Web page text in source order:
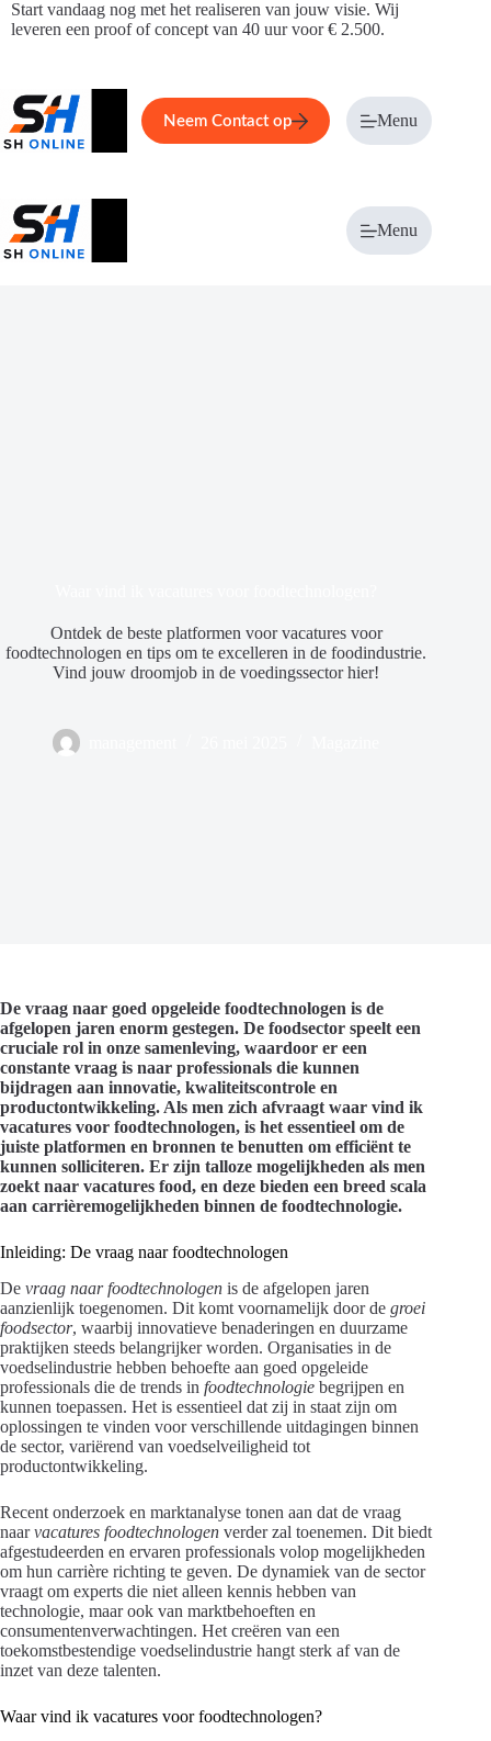
Ga
naar
Start vandaag nog met het realiseren van jouw visie. Wij
leveren een proof of concept van 40 uur voor € 2.500.
Home Service Over ons
Neem Contact op Menu
Menu
Ontdek de beste platformen voor vacatures voor
foodtechnologen en tips om te excelleren in de foodindustrie.
Vind jouw droomjob in de voedingssector hier!
De vraag naar goed opgeleide foodtechnologen is de
afgelopen jaren enorm gestegen. De foodsector speelt een
cruciale rol in onze samenleving, waardoor er een
constante vraag is naar professionals die kunnen
bijdragen aan innovatie, kwaliteitscontrole en
productontwikkeling. Als men zich afvraagt waar vind ik
vacatures voor foodtechnologen, is het essentieel om de
juiste platformen en bronnen te benutten om efficiënt te
kunnen solliciteren. Er zijn talloze mogelijkheden als men
zoekt naar vacatures food, en deze bieden een breed scala
aan carrièremogelijkheden binnen de foodtechnologie.
Inleiding: De vraag naar foodtechnologen
De vraag naar foodtechnologen is de afgelopen jaren
aanzienlijk toegenomen. Dit komt voornamelijk door de groei
foodsector, waarbij innovatieve benaderingen en duurzame
praktijken steeds belangrijker worden. Organisaties in de
voedselindustrie hebben behoefte aan goed opgeleide
professionals die de trends in foodtechnologie begrijpen en
kunnen toepassen. Het is essentieel dat zij in staat zijn om
oplossingen te vinden voor verschillende uitdagingen binnen
de sector, variërend van voedselveiligheid tot
productontwikkeling.
Recent onderzoek en marktanalyse tonen aan dat de vraag
naarvacatures foodtechnologen verder zal toenemen. Dit biedt
afgestudeerden en ervaren professionals volop mogelijkheden
om hun carrière richting te geven. De dynamiek van de sector
vraagt om experts die niet alleen kennis hebben van
technologie, maar ook van marktbehoeften en
consumentenverwachtingen. Het creëren van een
toekomstbestendige voedselindustrie hangt sterk af van de
inzet van deze talenten.
Waar vind ik vacatures voor foodtechnologen?